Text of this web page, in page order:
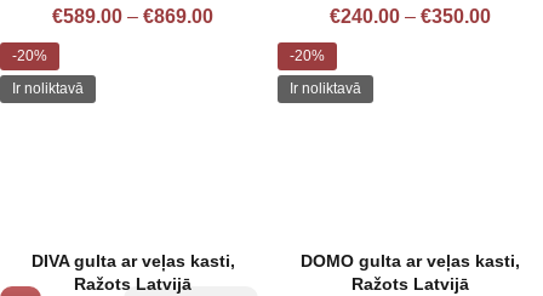
€589.00 – €869.00 €240.00 – €350.00
-20%
Ir noliktavā
DIVA gulta ar veļas kasti,
Ražots Latvijā
-20%
Ir noliktavā
DOMO gulta ar veļas kasti,
Ražots Latvijā